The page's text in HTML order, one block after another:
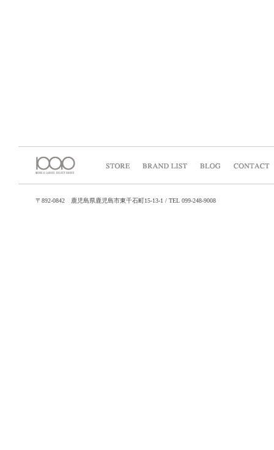
〒892-0842 鹿児島県鹿児島市東千石町15-13-1 / TEL 099-248-9008